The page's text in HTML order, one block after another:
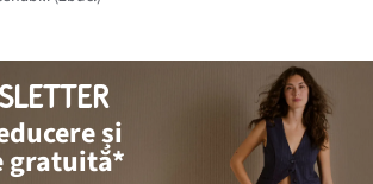
și
gratuită*